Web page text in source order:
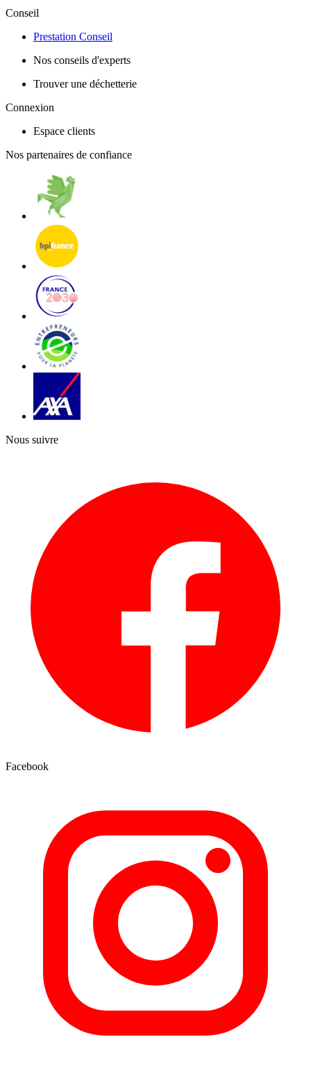
Conseil
Prestation Conseil
Nos conseils d'experts
Trouver une déchetterie
Connexion
Espace clients
Nos partenaires de confiance
Nous suivre
Facebook